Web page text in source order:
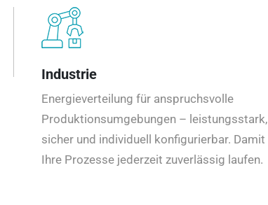
Industrie
Energieverteilung für anspruchsvolle
Produktionsumgebungen – leistungsstark,
sicher und individuell konfigurierbar. Damit
Ihre Prozesse jederzeit zuverlässig laufen.